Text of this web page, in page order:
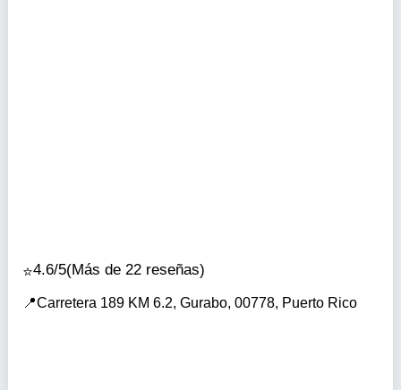
4.6/5(Más de 22 reseñas)
Carretera 189 KM 6.2, Gurabo, 00778, Puerto Rico